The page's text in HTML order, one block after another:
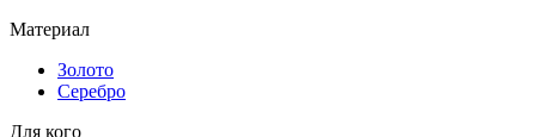
Материал
Золото
Серебро
Для кого